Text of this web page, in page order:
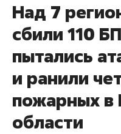
Над 7
сбили 110
пытались
и ранили
пожарных в
области